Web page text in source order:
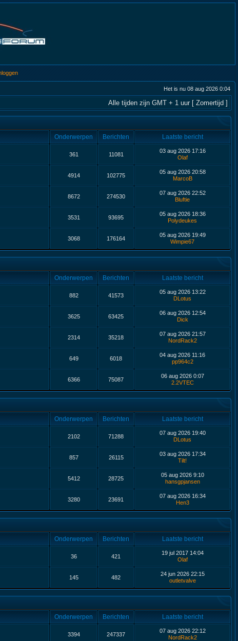
Het is nu 08 aug 2026 0:04
Alle tijden zijn GMT + 1 uur [ Zomertijd ]
Onderwerpen Berichten
Laatste bericht
361 11081
03 aug 2026 17:16
Olaf
4914 102775
05 aug 2026 20:58
MarcoB
8672 274530
07 aug 2026 22:52
Bluftie
3531 93695
05 aug 2026 18:36
Polydeukes
3068 176164
05 aug 2026 19:49
Wimpie67
Onderwerpen Berichten
Laatste bericht
882 41573
05 aug 2026 13:22
DLotus
3625 63425
06 aug 2026 12:54
Dick
2314 35218
07 aug 2026 21:57
NordRack2
649 6018
04 aug 2026 11:16
pp964c2
6366 75087
06 aug 2026 0:07
2.2VTEC
Onderwerpen Berichten
Laatste bericht
2102 71288
07 aug 2026 19:40
DLotus
857 26115
03 aug 2026 17:34
Tilt!
5412 28725
05 aug 2026 9:10
hansgpjansen
3280 23691
07 aug 2026 16:34
Hen3
Onderwerpen Berichten
Laatste bericht
36 421
19 jul 2017 14:04
Olaf
145 482
24 jun 2026 22:15
outletvalve
Onderwerpen Berichten
Laatste bericht
3394 247337
07 aug 2026 22:12
NordRack2